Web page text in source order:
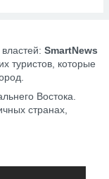
SmartNews
туристов, которые
Востока.
странах,